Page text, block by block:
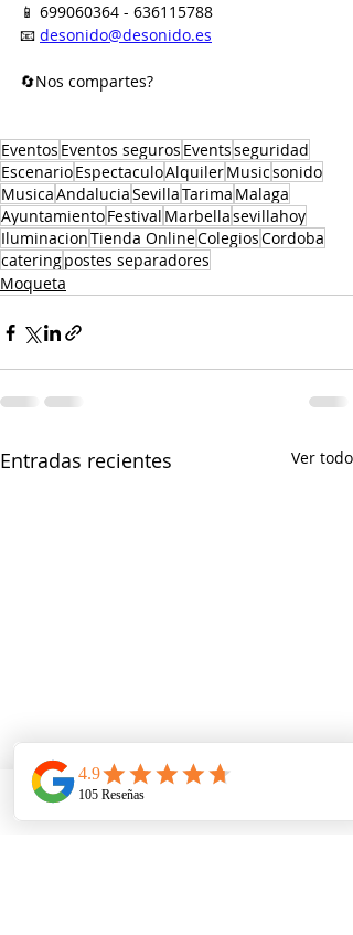
📱 699060364 - 636115788
📧 desonido@desonido.es
🔄Nos compartes?
Eventos Eventos seguros Eventsseguridad
EscenarioEspectaculoAlquilerMusicsonido
MusicaAndaluciaSevillaTarima Malaga
AyuntamientoFestival Marbellasevillahoy
IluminacionTienda OnlineColegiosCordoba
cateringpostes separadores
Moqueta
Entradas recientes Ver todo